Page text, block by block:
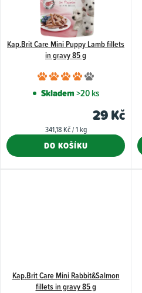
Kap.Brit Care Mini Puppy Lamb fillets
in gravy 85 g
Průměrné
hodnocení
je
4,0
5
Skladem>20 ks
29 Kč
Měrná
341,18 Kč / 1 kg
DO KOŠÍKU
Kap.Brit Care Mini Rabbit&Salmon
fillets in gravy 85 g